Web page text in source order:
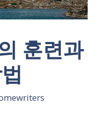
훈련과